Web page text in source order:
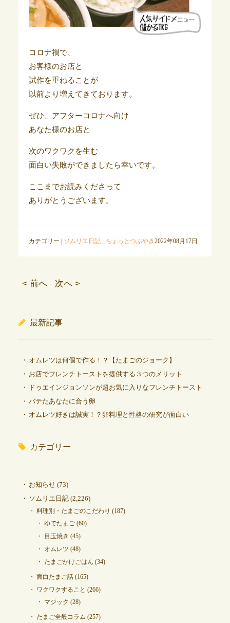
コロナ禍で、
お客様のお店と
試作を重ねることが
以前より増えてきております。
ぜひ、アフターコロナへ向け
あなた様のお店と
次のワクワクを生む
面白い失敗ができましたら幸いです。
ここまでお読みくださって
ありがとうございます。
カテゴリー | ソムリエ日記, ちょっとつぶやき2022年08月17日
< 前へ 次へ >
最新記事
オムレツは何個で作る！？【たまごのジョーク】
お店でフレンチトーストを提供する３つのメリット
ドゥエインジョンソンが超お気に入りなフレンチトースト
バテたあなたに合う卵
オムレツ好きは誠実！？卵料理と性格の研究が面白い
カテゴリー
お知らせ(73)
ソムリエ日記(2,226)
料理別・たまごのこだわり (187)
ゆでたまご(60)
目玉焼き (45)
オムレツ (48)
たまごかけごはん (34)
面白たまご話(165)
ワクワクすること (266)
マジック (28)
たまご全般コラム (257)